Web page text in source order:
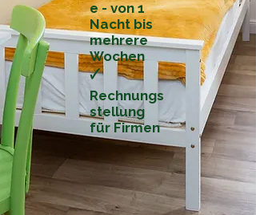
e - von 1
Nacht bis
mehrere
Wochen
🗸
Rechnungs
stellung
für Firmen